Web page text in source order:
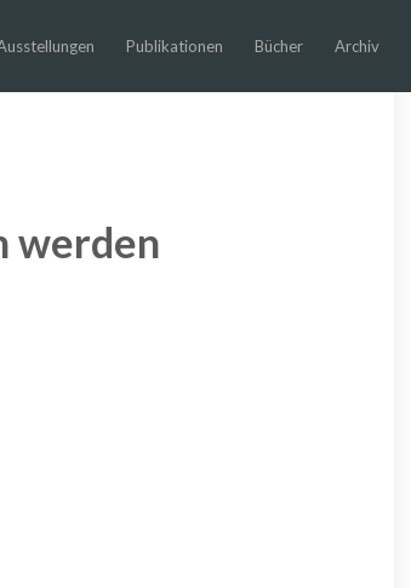
Publikationen Bücher Archiv
werden